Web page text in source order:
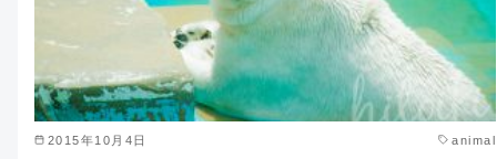
2015年10月4日 animal